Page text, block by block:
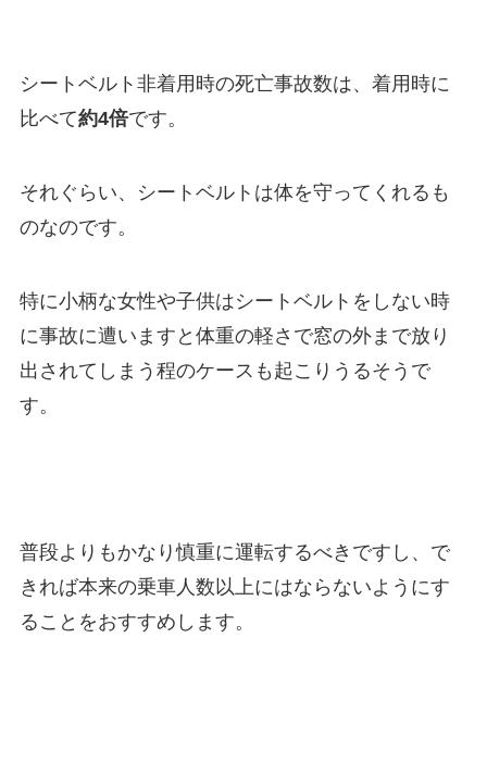
シートベルト非着用時の死亡事故数は、着用時に
比べて約4倍です。
それぐらい、シートベルトは体を守ってくれるも
のなのです。
特に小柄な女性や子供はシートベルトをしない時
に事故に遭いますと体重の軽さで窓の外まで放り
出されてしまう程のケースも起こりうるそうで
す。
普段よりもかなり慎重に運転するべきですし、で
きれば本来の乗車人数以上にはならないようにす
ることをおすすめします。